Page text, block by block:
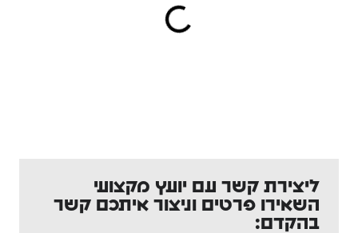
ליצירת קשר עם יועץ מקצועי
השאירו פרטים וניצור איתכם קשר
בהקדם: